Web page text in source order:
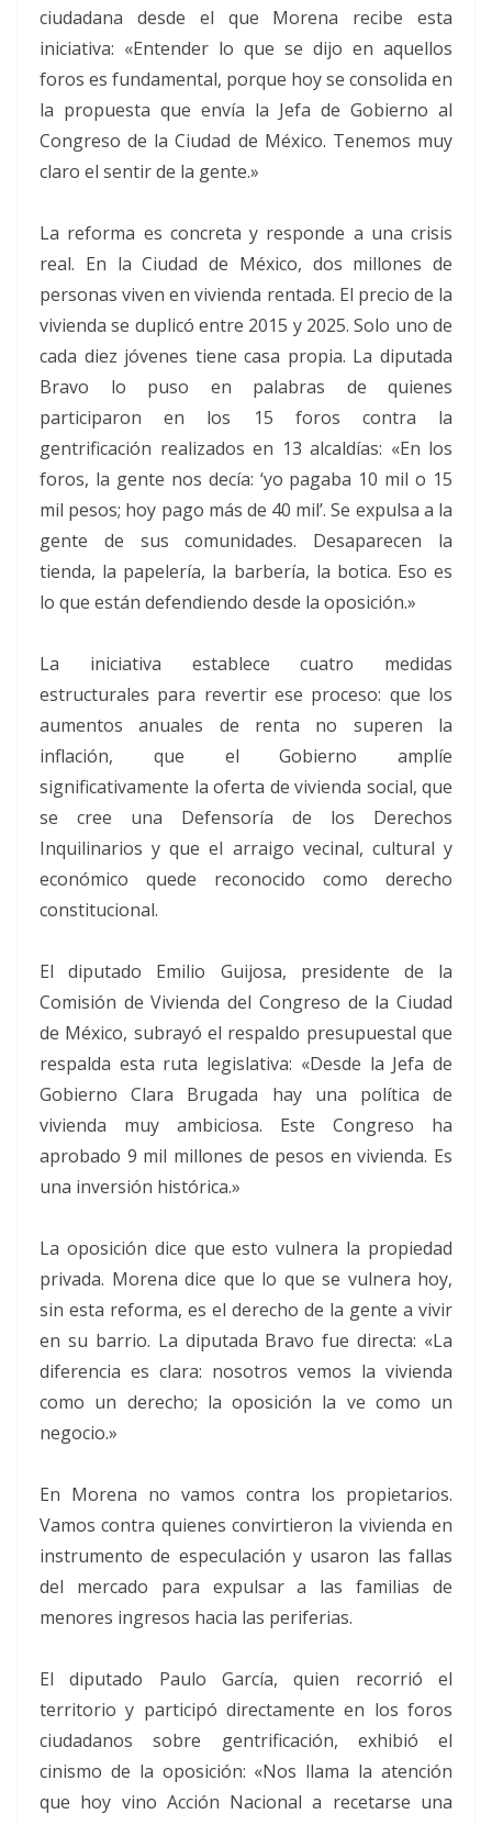
ciudadana desde el que Morena recibe esta
iniciativa: «Entender lo que se dijo en aquellos
foros es fundamental, porque hoy se consolida en
la propuesta que envía la Jefa de Gobierno al
Congreso de la Ciudad de México. Tenemos muy
claro el sentir de la gente.»
La reforma es concreta y responde a una crisis
real. En la Ciudad de México, dos millones de
personas viven en vivienda rentada. El precio de la
vivienda se duplicó entre 2015 y 2025. Solo uno de
cada diez jóvenes tiene casa propia. La diputada
Bravo lo puso en palabras de quienes
participaron en los 15 foros contra la
gentrificación realizados en 13 alcaldías: «En los
foros, la gente nos decía: ‘yo pagaba 10 mil o 15
mil pesos; hoy pago más de 40 mil’. Se expulsa a la
gente de sus comunidades. Desaparecen la
tienda, la papelería, la barbería, la botica. Eso es
lo que están defendiendo desde la oposición.»
La iniciativa establece cuatro medidas
estructurales para revertir ese proceso: que los
aumentos anuales de renta no superen la
inflación, que el Gobierno amplíe
significativamente la oferta de vivienda social, que
se cree una Defensoría de los Derechos
Inquilinarios y que el arraigo vecinal, cultural y
económico quede reconocido como derecho
constitucional.
El diputado Emilio Guijosa, presidente de la
Comisión de Vivienda del Congreso de la Ciudad
de México, subrayó el respaldo presupuestal que
respalda esta ruta legislativa: «Desde la Jefa de
Gobierno Clara Brugada hay una política de
vivienda muy ambiciosa. Este Congreso ha
aprobado 9 mil millones de pesos en vivienda. Es
una inversión histórica.»
La oposición dice que esto vulnera la propiedad
privada. Morena dice que lo que se vulnera hoy,
sin esta reforma, es el derecho de la gente a vivir
en su barrio. La diputada Bravo fue directa: «La
diferencia es clara: nosotros vemos la vivienda
como un derecho; la oposición la ve como un
negocio.»
En Morena no vamos contra los propietarios.
Vamos contra quienes convirtieron la vivienda en
instrumento de especulación y usaron las fallas
del mercado para expulsar a las familias de
menores ingresos hacia las periferias.
El diputado Paulo García, quien recorrió el
territorio y participó directamente en los foros
ciudadanos sobre gentrificación, exhibió el
cinismo de la oposición: «Nos llama la atención
que hoy vino Acción Nacional a recetarse una